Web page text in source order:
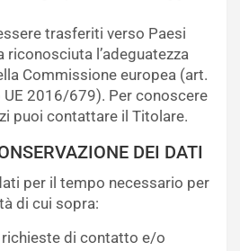
trasferiti verso Paesi
riconosciuta l’adeguatezza
Commissione europea (art.
2016/679). Per conoscere
puoi contattare il Titolare.
DEI DATI
per il tempo necessario per
di cui sopra:
di contatto e/o